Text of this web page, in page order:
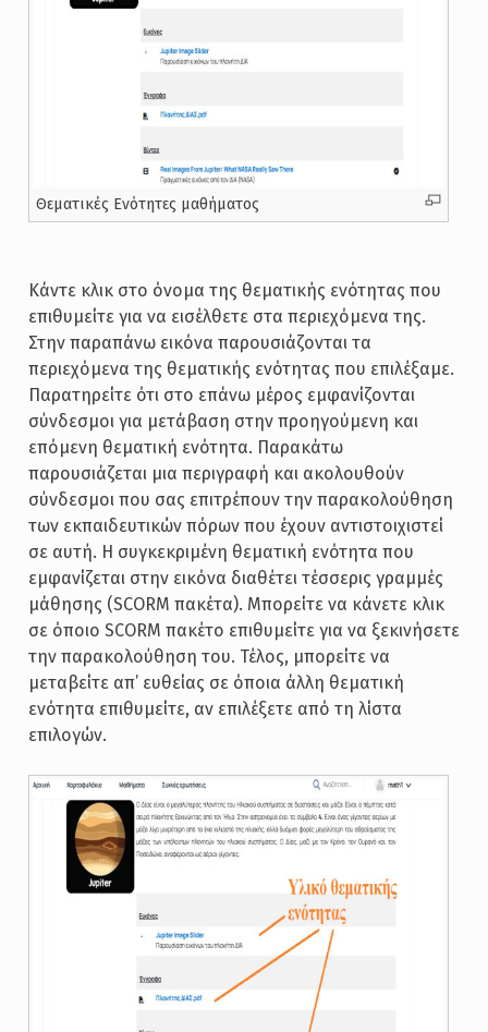
Θεματικές Ενότητες μαθήματος
Κάντε κλικ στο όνομα της θεματικής ενότητας που
επιθυμείτε για να εισέλθετε στα περιεχόμενα της.
Στην παραπάνω εικόνα παρουσιάζονται τα
περιεχόμενα της θεματικής ενότητας που επιλέξαμε.
Παρατηρείτε ότι στο επάνω μέρος εμφανίζονται
σύνδεσμοι για μετάβαση στην προηγούμενη και
επόμενη θεματική ενότητα. Παρακάτω
παρουσιάζεται μια περιγραφή και ακολουθούν
σύνδεσμοι που σας επιτρέπουν την παρακολούθηση
των εκπαιδευτικών πόρων που έχουν αντιστοιχιστεί
σε αυτή. Η συγκεκριμένη θεματική ενότητα που
εμφανίζεται στην εικόνα διαθέτει τέσσερις γραμμές
μάθησης (SCORM πακέτα). Μπορείτε να κάνετε κλικ
σε όποιο SCORM πακέτο επιθυμείτε για να ξεκινήσετε
την παρακολούθηση του. Τέλος, μπορείτε να
μεταβείτε απ’ ευθείας σε όποια άλλη θεματική
ενότητα επιθυμείτε, αν επιλέξετε από τη λίστα
επιλογών.